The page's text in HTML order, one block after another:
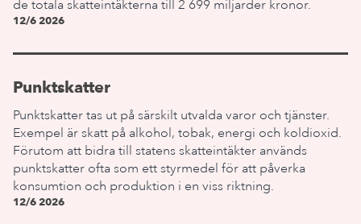
de totala skatteintäkterna till 2 699 miljarder kronor.
12/6 2026
Punktskatter
Punktskatter tas ut på särskilt utvalda varor och tjänster.
Exempel är skatt på alkohol, tobak, energi och koldioxid.
Förutom att bidra till statens skatteintäkter används
punktskatter ofta som ett styrmedel för att påverka
konsumtion och produktion i en viss riktning.
12/6 2026